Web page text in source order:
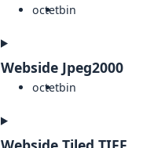
octetbin
Webside Jpeg2000
octetbin